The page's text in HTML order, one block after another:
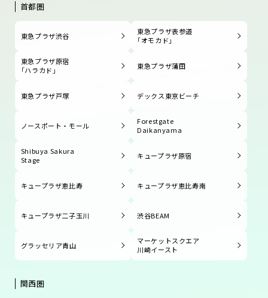
首都圏
東急プラザ渋谷
東急プラザ表参道
「オモカド」
東急プラザ原宿
「ハラカド」
東急プラザ蒲田
東急プラザ戸塚 デックス東京ビーチ
ノースポート・モール
Forestgate
Daikanyama
Shibuya Sakura
Stage
キュープラザ原宿
キュープラザ恵比寿 キュープラザ恵比寿南
キュープラザ二子玉川 渋谷BEAM
グラッセリア青山
マーケットスクエア
川崎イースト
関西圏